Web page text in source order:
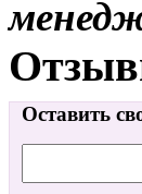
Оставить